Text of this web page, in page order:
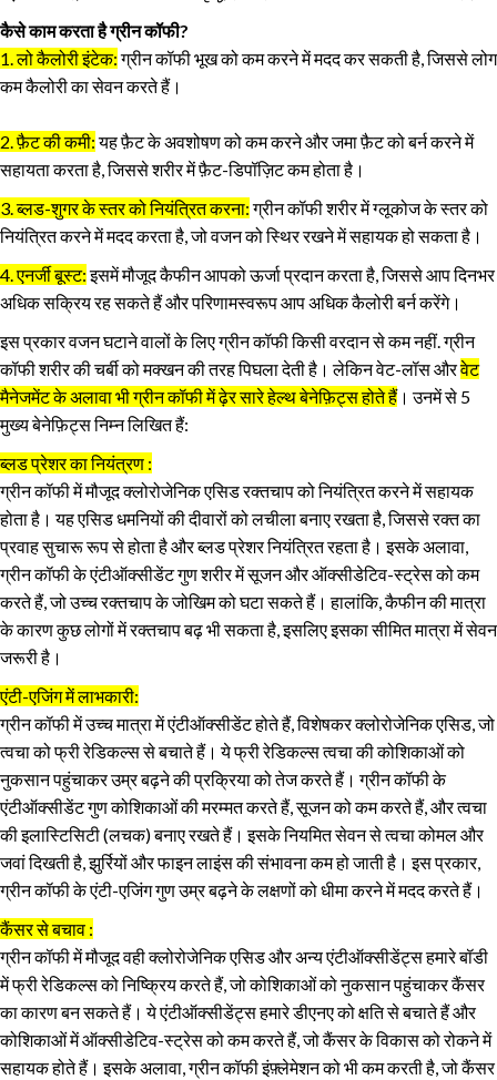
कैसे काम करता है ग्रीन कॉफी?
1. लो कैलोरी इंटेक:ग्रीन कॉफी भूख को कम करने में मदद कर सकती है, जिससे लोग
कम कैलोरी का सेवन करते हैं।
2. फ़ैट की कमी:यह फ़ैट के अवशोषण को कम करने और जमा फ़ैट को बर्न करने में
सहायता करता है, जिससे शरीर में फ़ैट-डिपॉज़िट कम होता है।
3. ब्लड-शुगर के स्तर को नियंत्रित करना:ग्रीन कॉफी शरीर में ग्लूकोज के स्तर को
नियंत्रित करने में मदद करता है, जो वजन को स्थिर रखने में सहायक हो सकता है।
4. एनर्जी बूस्ट:इसमें मौजूद कैफीन आपको ऊर्जा प्रदान करता है, जिससे आप दिनभर
अधिक सक्रिय रह सकते हैं और परिणामस्वरूप आप अधिक कैलोरी बर्न करेंगे।
इस प्रकार वजन घटाने वालों के लिए ग्रीन कॉफी किसी वरदान से कम नहीं. ग्रीन
कॉफी शरीर की चर्बी को मक्‍खन की तरह पिघला देती है। लेकिन वेट-लॉस औरवेट
मैनेजमेंट के अलावा भी ग्रीन कॉफी में ढ़ेर सारे हेल्थ बेनेफ़िट्स होते हैं। उनमें से 5
मुख्य बेनेफ़िट्स निम्न लिखित हैं:
ब्लड प्रेशर का नियंत्रण :
ग्रीन कॉफी में मौजूद क्लोरोजेनिक एसिड रक्तचाप को नियंत्रित करने में सहायक
होता है। यह एसिड धमनियों की दीवारों को लचीला बनाए रखता है, जिससे रक्त का
प्रवाह सुचारू रूप से होता है और ब्लड प्रेशर नियंत्रित रहता है। इसके अलावा,
ग्रीन कॉफी के एंटीऑक्सीडेंट गुण शरीर में सूजन और ऑक्सीडेटिव-स्ट्रेस को कम
करते हैं, जो उच्च रक्तचाप के जोखिम को घटा सकते हैं। हालांकि, कैफीन की मात्रा
के कारण कुछ लोगों में रक्तचाप बढ़ भी सकता है, इसलिए इसका सीमित मात्रा में सेवन
जरूरी है।
एंटी-एजिंग में लाभकारी:
ग्रीन कॉफी में उच्च मात्रा में एंटीऑक्सीडेंट होते हैं, विशेषकर क्लोरोजेनिक एसिड, जो
त्वचा को फ्री रेडिकल्स से बचाते हैं। ये फ्री रेडिकल्स त्वचा की कोशिकाओं को
नुकसान पहुंचाकर उम्र बढ़ने की प्रक्रिया को तेज करते हैं। ग्रीन कॉफी के
एंटीऑक्सीडेंट गुण कोशिकाओं की मरम्मत करते हैं, सूजन को कम करते हैं, और त्वचा
की इलास्टिसिटी (लचक) बनाए रखते हैं। इसके नियमित सेवन से त्वचा कोमल और
जवां दिखती है, झुर्रियों और फाइन लाइंस की संभावना कम हो जाती है। इस प्रकार,
ग्रीन कॉफी के एंटी-एजिंग गुण उम्र बढ़ने के लक्षणों को धीमा करने में मदद करते हैं।
कैंसर से बचाव :
ग्रीन कॉफी में मौजूद वही क्लोरोजेनिक एसिड और अन्य एंटीऑक्सीडेंट्स हमारे बॉडी
में फ्री रेडिकल्स को निष्क्रिय करते हैं, जो कोशिकाओं को नुकसान पहुंचाकर कैंसर
का कारण बन सकते हैं। ये एंटीऑक्सीडेंट्स हमारे डीएनए को क्षति से बचाते हैं और
कोशिकाओं में ऑक्सीडेटिव-स्ट्रेस को कम करते हैं, जो कैंसर के विकास को रोकने में
सहायक होते हैं। इसके अलावा, ग्रीन कॉफी इंफ़्लेमेशन को भी कम करती है, जो कैंसर